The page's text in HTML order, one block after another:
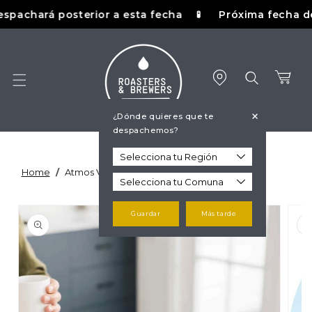
directamente
al contenido
posterior a esta fecha 🧪 Próxima fecha de
¿Dónde quieres que te
despachemos?
+
Guardar Más tarde
Home / Atmos Vacuum Canister Matte Black
directamente
a la
información
del producto